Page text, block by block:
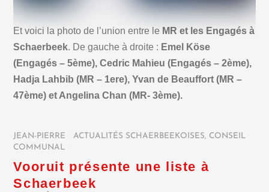
Et voici la photo de l’union entre le MR et les Engagés à
Schaerbeek. De gauche à droite : Emel Köse
(Engagés – 5ème), Cedric Mahieu (Engagés – 2ème),
Hadja Lahbib (MR – 1ere), Yvan de Beauffort (MR –
47ème) et Angelina Chan (MR- 3ème).
JEAN-PIERRE ACTUALITÉS SCHAERBEEKOISES, CONSEIL
COMMUNAL
Vooruit présente une liste à
Schaerbeek